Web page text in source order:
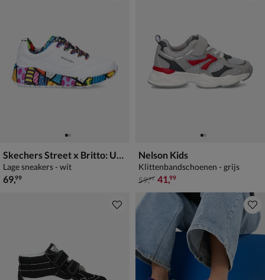
Skechers Street x Britto: UNO Lite - Britto Landscape
Lage sneakers - wit
€ 69,99
69,99
Nelson Kids
Klittenbandschoenen - grijs
van € 59,99 voor € 41,99
59,99 41,99